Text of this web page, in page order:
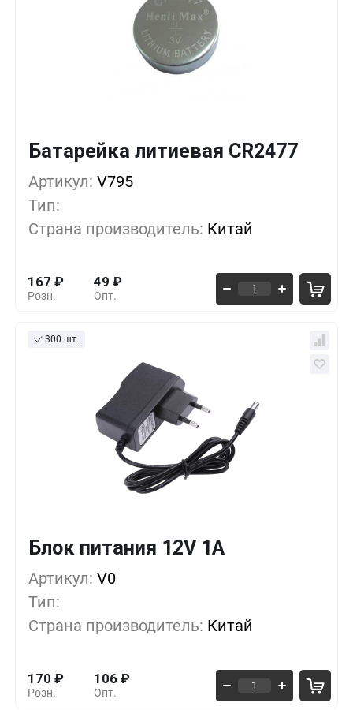
Батарейка литиевая CR2477
Артикул: V795
Тип:
Страна производитель: Китай
Розн.
167 ₽
Опт.
49 ₽
Кол-во Выгода За 1 шт.
10+ 0%
500+
1000+ -55%
300 шт.
Блок питания 12V 1A
Артикул: V0
Тип:
Страна производитель: Китай
Розн.
170 ₽
Опт.
106 ₽
Кол-во Выгода
1+
10+
30+ -24%